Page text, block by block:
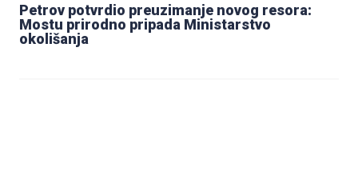
Petrov potvrdio preuzimanje novog resora:
Mostu prirodno pripada Ministarstvo
okolišanja